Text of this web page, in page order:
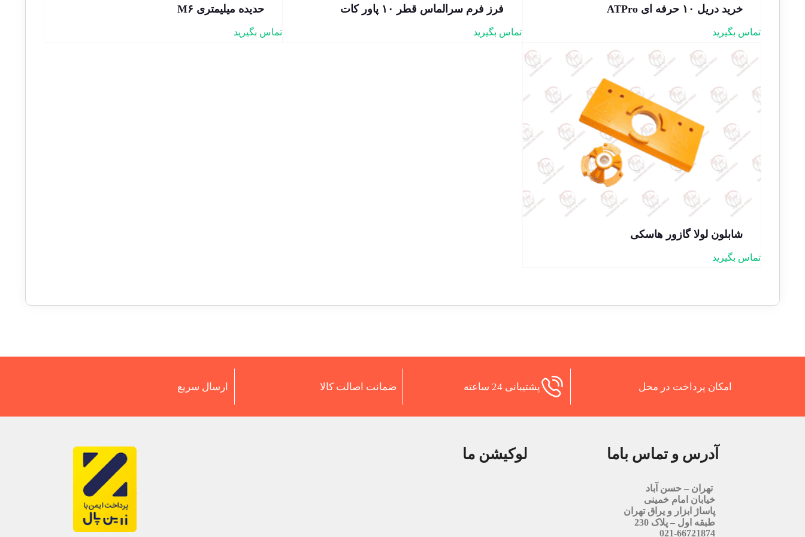
خرید دریل ۱۰ حرفه ای ATPro
تماس بگیرید
فرز فرم سرالماس قطر ۱۰ پاور کات
تماس بگیرید
حدیده میلیمتری M۶
تماس بگیرید
شابلون لولا گازور هاسکی
تماس بگیرید
امکان پرداخت در محل پشتیبانی 24 ساعته ضمانت اصالت کالا ارسال سریع
آدرس و تماس باما
تهران – حسن آباد
خیابان امام خمینی
پاساژ ابزار و یراق تهران
طبقه اول – پلاک 230
021-66721874
لوکیشن ما